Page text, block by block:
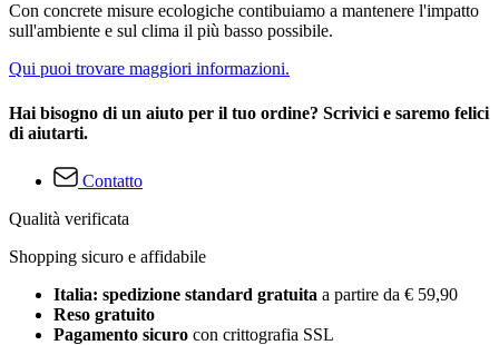
Con concrete misure ecologiche contibuiamo a mantenere l'impatto
sull'ambiente e sul clima il più basso possibile.
Qui puoi trovare maggiori informazioni.
Hai bisogno di un aiuto per il tuo ordine? Scrivici e saremo felici
di aiutarti.
Contatto
Qualità verificata
Shopping sicuro e affidabile
Italia: spedizione standard gratuita a partire da € 59,90
Reso gratuito
Pagamento sicuro con crittografia SSL